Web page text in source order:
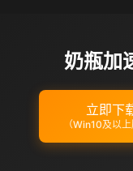
奶瓶加
立即下
（Win10及以上